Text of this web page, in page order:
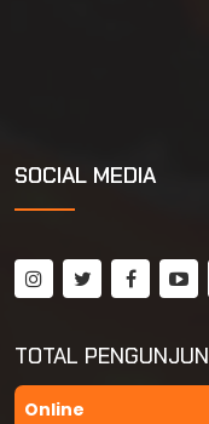
SOCIAL MEDIA
TOTAL
Online